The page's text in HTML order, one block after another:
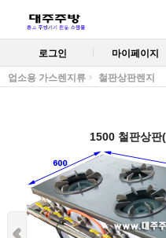
로그인 마이페이지
업소용 가스렌지류 철판상판렌지
1500 철판상판